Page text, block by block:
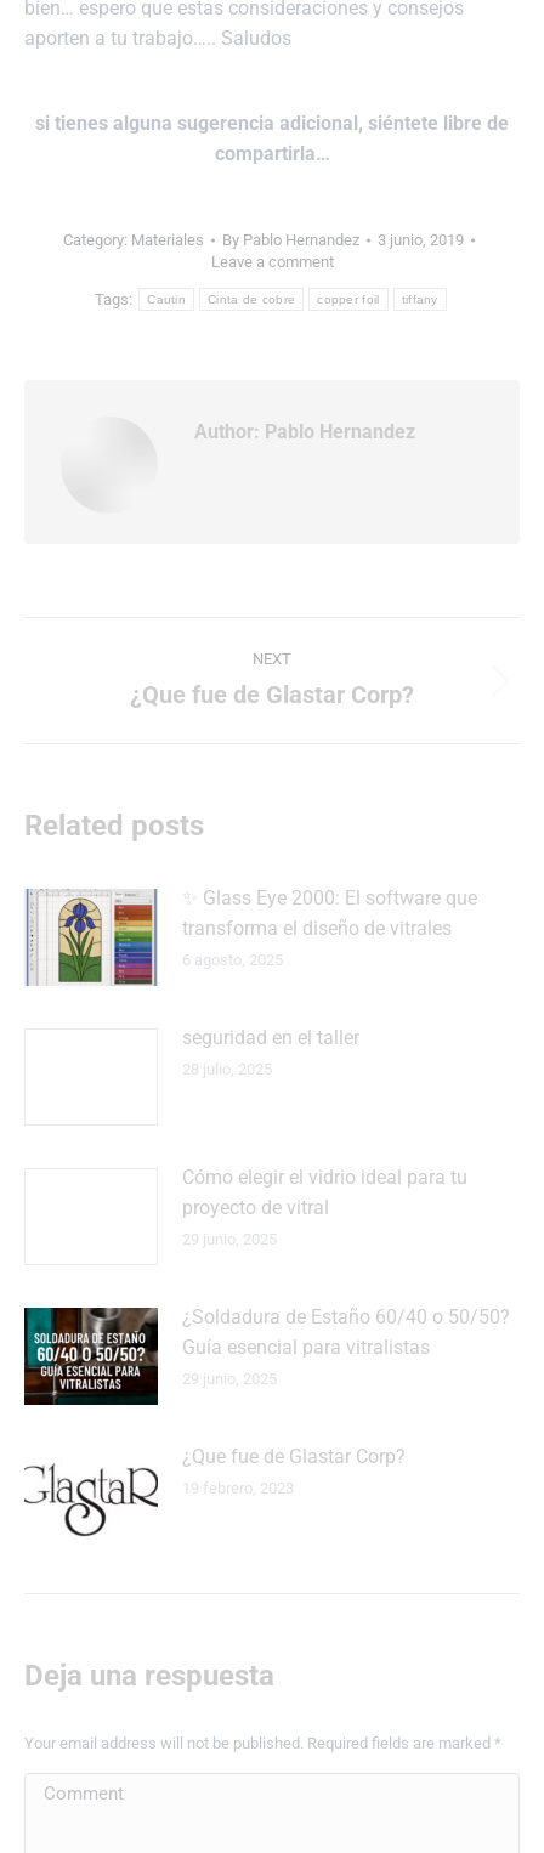
bien… espero que estas consideraciones y consejos
aporten a tu trabajo….. Saludos
si tienes alguna sugerencia adicional, siéntete libre de
compartirla…
Category: Materiales By Pablo Hernandez
3 junio, 2019
Leave a comment
Tags: Cautin Cinta de cobre copper foil tiffany
Author: Pablo Hernandez
navigation
NEXT
Next
¿Que fue de Glastar Corp?
Related posts
✨ Glass Eye 2000: El software que
transforma el diseño de vitrales
6 agosto, 2025
seguridad en el taller
28 julio, 2025
Cómo elegir el vidrio ideal para tu
proyecto de vitral
29 junio, 2025
¿Soldadura de Estaño 60/40 o 50/50?
Guía esencial para vitralistas
29 junio, 2025
¿Que fue de Glastar Corp?
19 febrero, 2023
Deja una respuesta
Your email address will not be published. Required fields are marked *
Comment